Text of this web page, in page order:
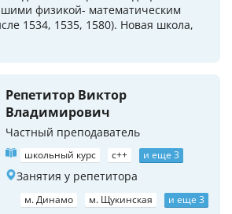
физикой- математическим
1534, 1535, 1580). Новая школа,
Репетитор Виктор
Владимирович
Частный преподаватель
школьный курс c++ и еще 3
Занятия у репетитора
м. Динамо м. Щукинская и еще 3